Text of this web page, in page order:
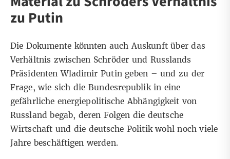
zu Putin
Die Dokumente könnten auch Auskunft über das
Verhältnis zwischen Schröder und Russlands
Präsidenten Wladimir Putingeben – und zu der
Frage, wie sich die Bundesrepublik in eine
gefährliche energiepolitische Abhängigkeit von
Russland begab, deren Folgen die deutsche
Wirtschaft und die deutsche Politik wohl noch viele
Jahre beschäftigen werden.